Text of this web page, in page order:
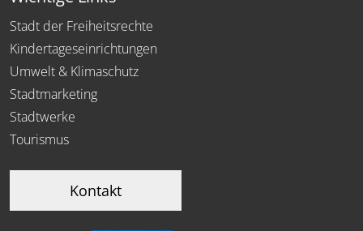
Stadt der Freiheitsrechte
Kindertageseinrichtungen
Umwelt & Klimaschutz
Stadtmarketing
Stadtwerke
Tourismus
Kontakt